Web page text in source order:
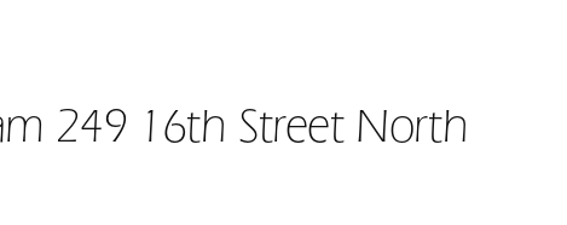
249 16th Street North